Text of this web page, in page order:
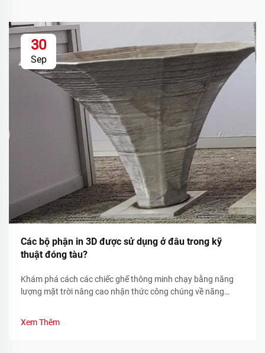
30
Sep
Các bộ phận in 3D được sử dụng ở đâu trong kỹ
thuật đóng tàu?
Khám phá cách các chiếc ghế thông minh chạy bằng năng
lượng mặt trời nâng cao nhận thức công chúng về năng
thực và sự tham gia của cộng đồng. Tìm hiểu ngay hôm nay.
Xem Thêm